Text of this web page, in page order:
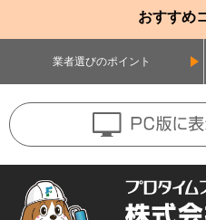
おすすめ
業者選びのポイント